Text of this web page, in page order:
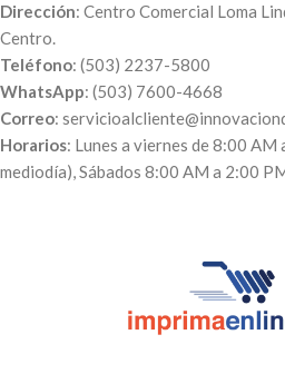
Dirección: Centro Comercial Loma
Centro.
Teléfono: (503) 2237-5800
WhatsApp: (503) 7600-4668
Correo:
Horarios: Lunes a viernes de 8:00
mediodía), Sábados 8:00 AM a 2:00